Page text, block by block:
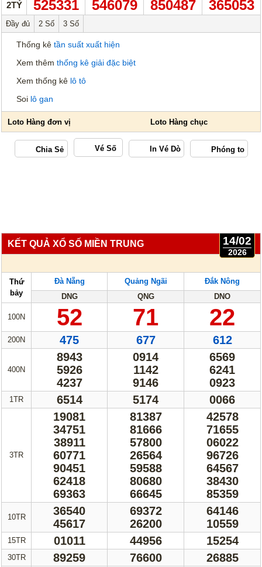
Max3D Pro
In Vé Dò
Miền Nam
Max3D Pro
Dò kết quả
Keno
Thống kê XSMN Thống kê XSMT
Thống kê XSMB Tin tức tổng hợp
2TỶ 525331 546079 850487 365053
Đầy đủ 2 Số 3 Số
Thống kê tần suất xuất hiện
Xem thêm thống kê giải đặc biệt
Xem thống kê lô tô
Soi lô gan
Vé Số
KẾT QUẢ XỔ SỐ MIỀN TRUNG 14/02
2026
Thứ
bảy
Đà Nẵng Quảng Ngãi
Đắk Nông
DNG
QNG DNO
100N 52 71 22
200N 475 677 612
400N
8943
5926
4237
0914
1142
9146
6569
6241
0923
1TR 6514 5174 0066
3TR
19081
34751
38911
60771
90451
62418
69363
81387
81666
57800
26564
59588
80680
66645
42578
71655
06022
96726
64567
38430
85359
10TR
36540
45617
69372
26200
64146
10559
15TR 01011 44956 15254
30TR 89259 76600 26885